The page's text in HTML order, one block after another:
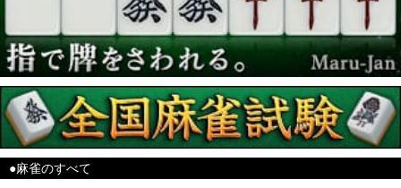
●麻雀のすべて